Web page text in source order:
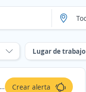
Lugar de trabajo
Crear alerta